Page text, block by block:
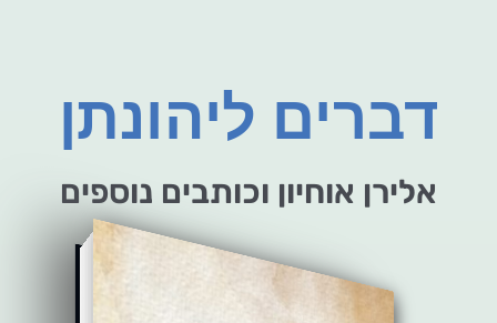
דברים ליהונתן
אלירן אוחיון וכותבים נוספים